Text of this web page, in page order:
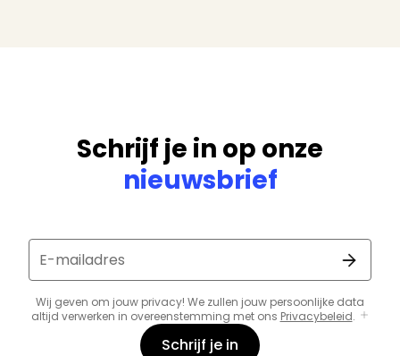
Schrijf je in op onze
nieuwsbrief
E-mailadres
Wij geven om jouw privacy! We zullen jouw persoonlijke data
altijd verwerken in overeenstemming met ons Privacybeleid.
Schrijf je in